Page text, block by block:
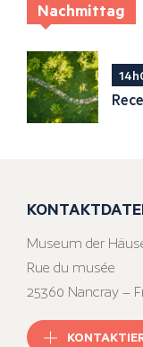
Nachmittag
Museum der
Rue du musée
25360 Nancray –